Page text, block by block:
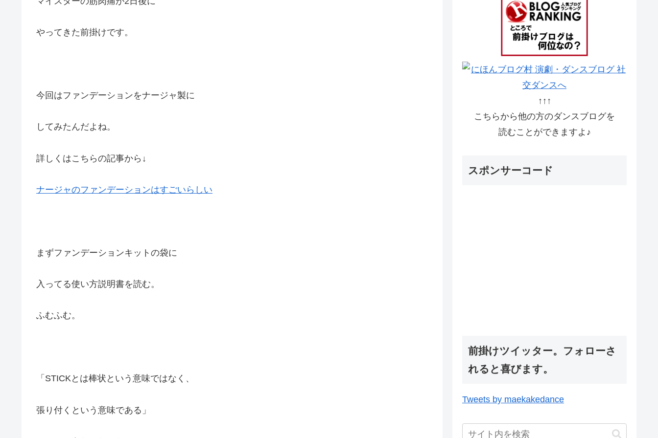
やってきた前掛けです。
今回はファンデーションをナージャ製に
してみたんだよね。
詳しくはこちらの記事から↓
ナージャのファンデーションはすごいらしい
まずファンデーションキットの袋に
入ってる使い方説明書を読む。
ふむふむ。
「STICKとは棒状という意味ではなく、
張り付くという意味である」
↑↑↑
こちらから他の方のダンスブログを
読むことができますよ♪
スポンサーコード
前掛けツイッター。フォローさ
れると喜びます。
Tweets by maekakedance